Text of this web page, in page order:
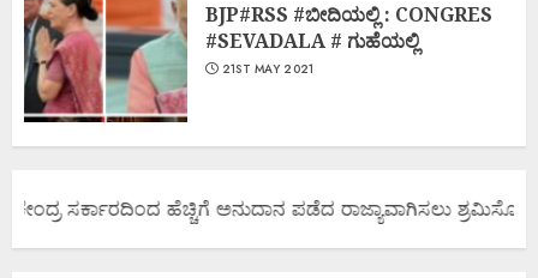
BJP#RSS #ಬೀದಿಯಲ್ಲಿ : CONGRES
#SEVADALA # ಗುಹೆಯಲ್ಲಿ
21ST MAY 2021
ಕೇಂದ್ರ ಸರ್ಕಾರದಿಂದ ಹೆಚ್ಚಿಗೆ ಅನುದಾನ ಪಡೆದ ರಾಜ್ಯಾವಾಗಿಸಲು ಶ್ರಮಿಸೋಣ